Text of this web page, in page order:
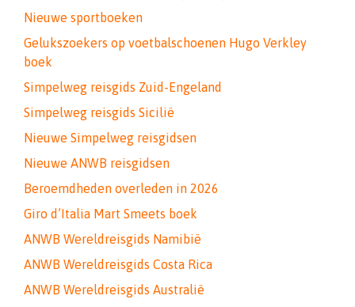
Nieuwe sportboeken
Gelukszoekers op voetbalschoenen Hugo Verkley
boek
Simpelweg reisgids Zuid-Engeland
Simpelweg reisgids Sicilië
Nieuwe Simpelweg reisgidsen
Nieuwe ANWB reisgidsen
Beroemdheden overleden in 2026
Giro d’Italia Mart Smeets boek
ANWB Wereldreisgids Namibië
ANWB Wereldreisgids Costa Rica
ANWB Wereldreisgids Australië